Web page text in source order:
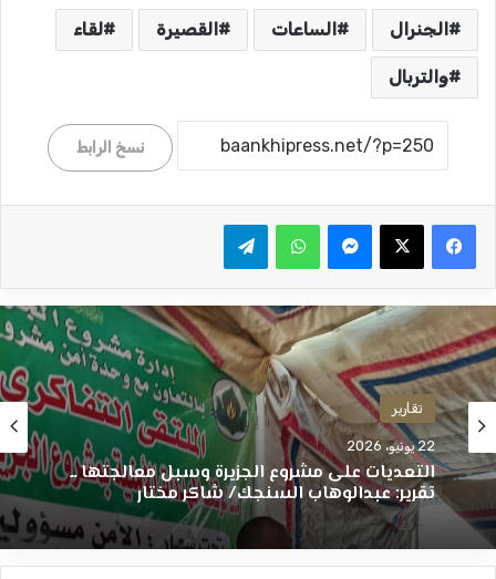
الجنرال الساعات القصيرة لقاء
والتربال
نسخ الرابط
واتساب
تقارير
22 يونيو، 2026
التعديات على مشروع الجزيرة وسبل معالجتها ــ
تقرير: عبدالوهاب السنجك/ شاكر مختار